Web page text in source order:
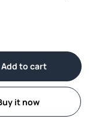
Add to cart
it now